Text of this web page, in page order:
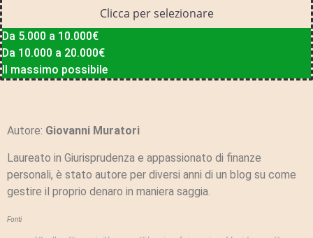
Clicca per selezionare
Da 5.000 a 10.000€
Da 10.000 a 20.000€
Il massimo possibile
Autore: Giovanni Muratori
Laureato in Giurisprudenza e appassionato di finanze
personali, è stato autore per diversi anni di un blog su come
gestire il proprio denaro in maniera saggia.
Fonti